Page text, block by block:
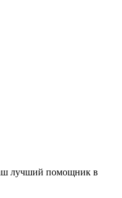
лучший помощник в